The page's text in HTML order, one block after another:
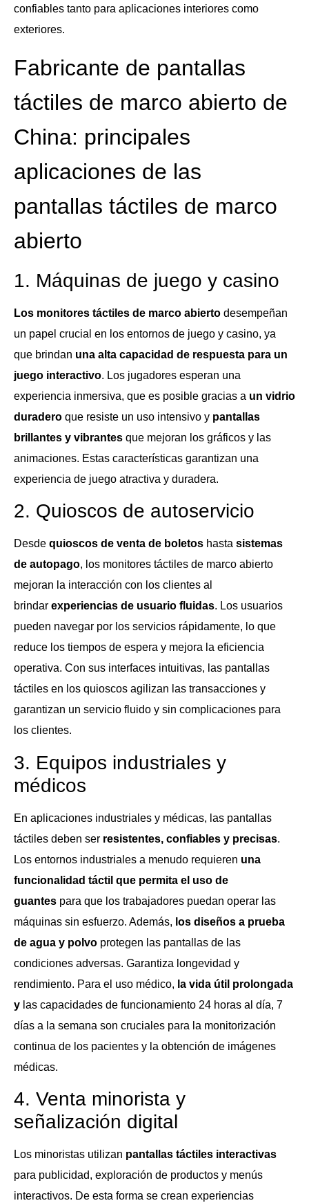
confiables tanto para aplicaciones interiores como
exteriores.
Fabricante de pantallas
táctiles de marco abierto de
China: principales
aplicaciones de las
pantallas táctiles de marco
abierto
1. Máquinas de juego y casino
Los monitores táctiles de marco abierto desempeñan
un papel crucial en los entornos de juego y casino, ya
que brindan una alta capacidad de respuesta para un
juego interactivo. Los jugadores esperan una
experiencia inmersiva, que es posible gracias a un vidrio
duradero que resiste un uso intensivo y pantallas
brillantes y vibrantes que mejoran los gráficos y las
animaciones. Estas características garantizan una
experiencia de juego atractiva y duradera.
2. Quioscos de autoservicio
Desde quioscos de venta de boletos hasta sistemas
de autopago, los monitores táctiles de marco abierto
mejoran la interacción con los clientes al
brindar experiencias de usuario fluidas. Los usuarios
pueden navegar por los servicios rápidamente, lo que
reduce los tiempos de espera y mejora la eficiencia
operativa. Con sus interfaces intuitivas, las pantallas
táctiles en los quioscos agilizan las transacciones y
garantizan un servicio fluido y sin complicaciones para
los clientes.
3. Equipos industriales y
médicos
En aplicaciones industriales y médicas, las pantallas
táctiles deben ser resistentes, confiables y precisas.
Los entornos industriales a menudo requieren una
funcionalidad táctil que permita el uso de
guantes para que los trabajadores puedan operar las
máquinas sin esfuerzo. Además, los diseños a prueba
de agua y polvo protegen las pantallas de las
condiciones adversas. Garantiza longevidad y
rendimiento. Para el uso médico, la vida útil prolongada
y las capacidades de funcionamiento 24 horas al día, 7
días a la semana son cruciales para la monitorización
continua de los pacientes y la obtención de imágenes
médicas.
4. Venta minorista y
señalización digital
Los minoristas utilizan pantallas táctiles interactivas
para publicidad, exploración de productos y menús
interactivos. De esta forma se crean experiencias